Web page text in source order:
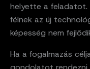
helyette a
félnek az új
képesség nem
Ha a fogalmazás